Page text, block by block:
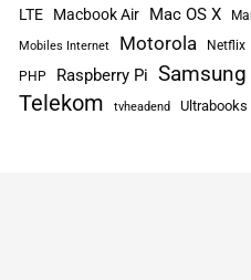
LTE Macbook Air Mac OS X
Mobiles Internet Motorola Netflix
PHP Raspberry Pi Samsung
Telekom tvheadend Ultrabooks